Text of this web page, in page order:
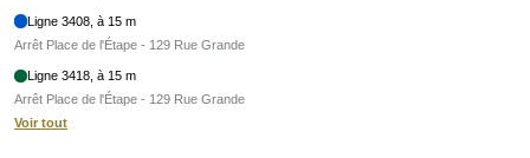
Ligne 3408, à 15 m
Arrêt Place de l'Étape - 129 Rue Grande
Ligne 3418, à 15 m
Arrêt Place de l'Étape - 129 Rue Grande
Voir tout